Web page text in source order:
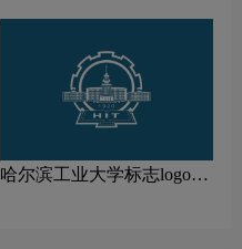
哈尔滨工业大学标志logo图